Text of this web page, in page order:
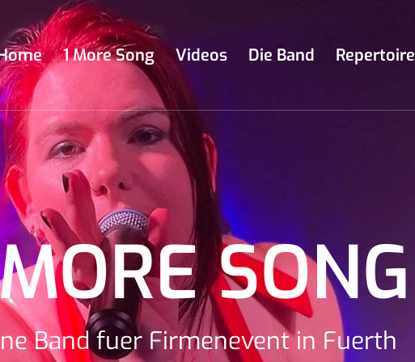
1 More Song Videos Die Band Repertoire
SONG
Band fuer Firmenevent in Fuerth